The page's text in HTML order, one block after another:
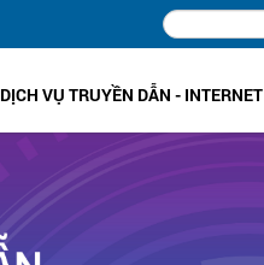
DỊCH VỤ TRUYỀN DẪN - INTERNET